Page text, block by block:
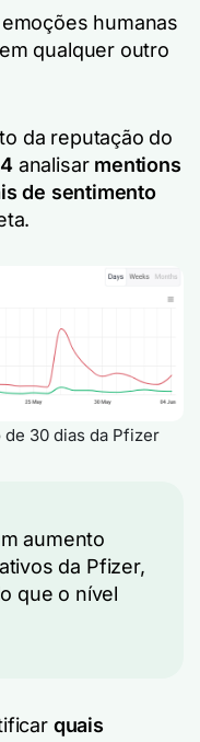
humanas
qualquer outro
da reputação do
analisar mentions
de sentimento
30 dias da Pfizer
aumento
da Pfizer,
que o nível
quais